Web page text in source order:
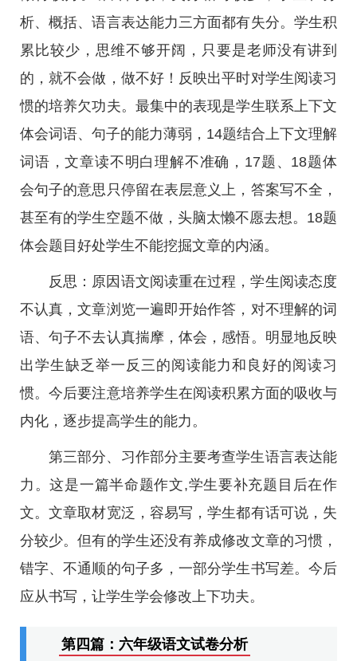
析、概括、语言表达能力三方面都有失分。学生积
累比较少，思维不够开阔，只要是老师没有讲到
的，就不会做，做不好！反映出平时对学生阅读习
惯的培养欠功夫。最集中的表现是学生联系上下文
体会词语、句子的能力薄弱，14题结合上下文理解
词语，文章读不明白理解不准确，17题、18题体
会句子的意思只停留在表层意义上，答案写不全，
甚至有的学生空题不做，头脑太懒不愿去想。18题
体会题目好处学生不能挖掘文章的内涵。
反思：原因语文阅读重在过程，学生阅读态度
不认真，文章浏览一遍即开始作答，对不理解的词
语、句子不去认真揣摩，体会，感悟。明显地反映
出学生缺乏举一反三的阅读能力和良好的阅读习
惯。今后要注意培养学生在阅读积累方面的吸收与
内化，逐步提高学生的能力。
第三部分、习作部分主要考查学生语言表达能
力。这是一篇半命题作文,学生要补充题目后在作
文。文章取材宽泛，容易写，学生都有话可说，失
分较少。但有的学生还没有养成修改文章的习惯，
错字、不通顺的句子多，一部分学生书写差。今后
应从书写，让学生学会修改上下功夫。
第四篇：六年级语文试卷分析